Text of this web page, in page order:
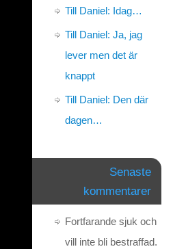
Till Daniel: Idag…
Till Daniel: Ja, jag
lever men det är
knappt
Till Daniel: Den där
dagen…
Senaste
kommentarer
Fortfarande sjuk och
vill inte bli bestraffad.